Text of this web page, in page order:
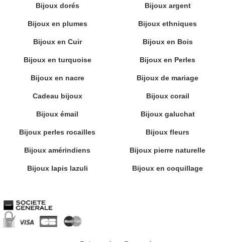
Bijoux dorés Bijoux argent
Bijoux en plumes Bijoux ethniques
Bijoux en Cuir Bijoux en Bois
Bijoux en turquoise Bijoux en Perles
Bijoux en nacre Bijoux de mariage
Cadeau bijoux Bijoux corail
Bijoux émail Bijoux galuchat
Bijoux perles rocailles Bijoux fleurs
Bijoux amérindiens Bijoux pierre naturelle
Bijoux lapis lazuli Bijoux en coquillage